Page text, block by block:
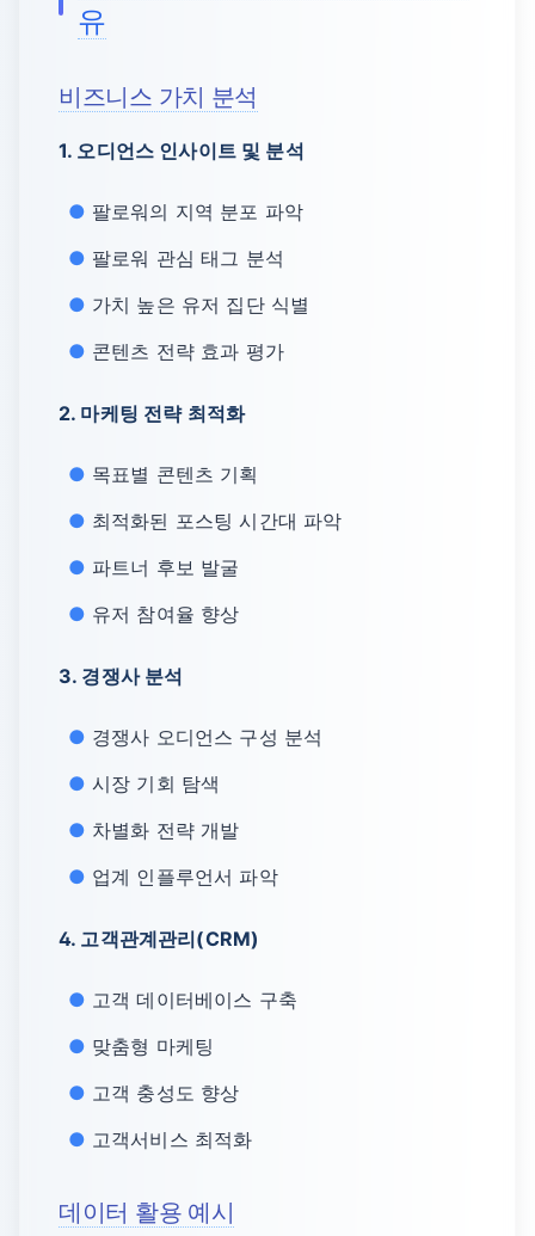
유
비즈니스 가치 분석
1. 오디언스 인사이트 및 분석
팔로워의 지역 분포 파악
팔로워 관심 태그 분석
가치 높은 유저 집단 식별
콘텐츠 전략 효과 평가
2. 마케팅 전략 최적화
목표별 콘텐츠 기획
최적화된 포스팅 시간대 파악
파트너 후보 발굴
유저 참여율 향상
3. 경쟁사 분석
경쟁사 오디언스 구성 분석
시장 기회 탐색
차별화 전략 개발
업계 인플루언서 파악
4. 고객관계관리(CRM)
고객 데이터베이스 구축
맞춤형 마케팅
고객 충성도 향상
고객서비스 최적화
데이터 활용 예시